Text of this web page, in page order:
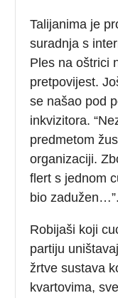
Talijanima je
suradnja s
Ples na oštrici
pretpovijest.
se našao pod
inkvizitora.
predmetom
organizaciji.
flert s jednom
bio zadužen…”.
Robijaši koji
partiju
žrtve sustava
kvartovima,